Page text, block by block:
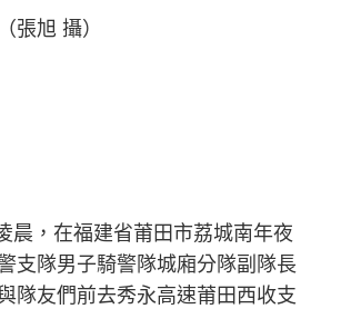
旭 攝）
，在福建省莆田市荔城南年夜
支隊男子騎警隊城廂分隊副隊長
隊友們前去秀永高速莆田西收支